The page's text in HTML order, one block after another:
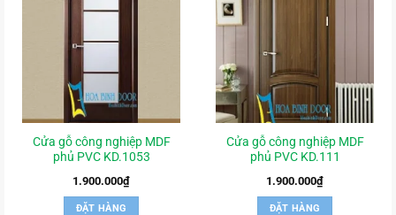
Cửa gỗ công nghiệp MDF
phủ PVC KD.1053
1.900.000₫
ĐẶT HÀNG
Cửa gỗ công nghiệp MDF
phủ PVC KD.111
1.900.000₫
ĐẶT HÀNG